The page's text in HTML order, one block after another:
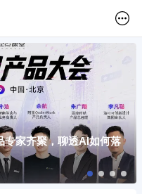
家齐聚，聊透AI如何落